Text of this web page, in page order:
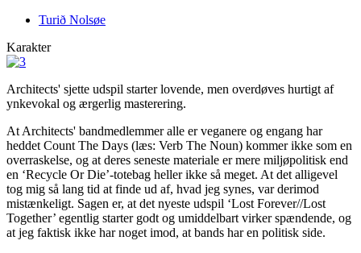
Turið Nolsøe
Karakter
Architects' sjette udspil starter lovende, men overdøves hurtigt af
ynkevokal og ærgerlig masterering.
At Architects' bandmedlemmer alle er veganere og engang har
heddet Count The Days (læs: Verb The Noun) kommer ikke som en
overraskelse, og at deres seneste materiale er mere miljøpolitisk end
en ‘Recycle Or Die’-totebag heller ikke så meget. At det alligevel
tog mig så lang tid at finde ud af, hvad jeg synes, var derimod
mistænkeligt. Sagen er, at det nyeste udspil ‘Lost Forever//Lost
Together’ egentlig starter godt og umiddelbart virker spændende, og
at jeg faktisk ikke har noget imod, at bands har en politisk side.